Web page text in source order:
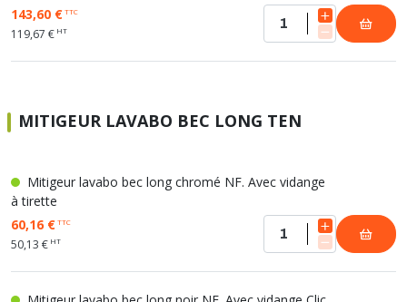
143,60 €TTC
119,67 € HT
MITIGEUR LAVABO BEC LONG TEN
Mitigeur lavabo bec long chromé NF. Avec vidange
à tirette
60,16 €TTC
50,13 € HT